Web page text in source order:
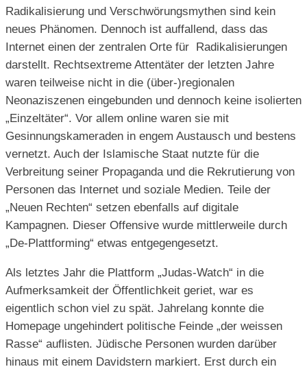
Radikalisierung und Verschwörungsmythen sind kein
neues Phänomen. Dennoch ist auffallend, dass das
Internet einen der zentralen Orte für Radikalisierungen
darstellt. Rechtsextreme Attentäter der letzten Jahre
waren teilweise nicht in die (über-)regionalen
Neonaziszenen eingebunden und dennoch keine isolierten
„Einzeltäter“. Vor allem online waren sie mit
Gesinnungskameraden in engem Austausch und bestens
vernetzt. Auch der Islamische Staat nutzte für die
Verbreitung seiner Propaganda und die Rekrutierung von
Personen das Internet und soziale Medien. Teile der
„Neuen Rechten“ setzen ebenfalls auf digitale
Kampagnen. Dieser Offensive wurde mittlerweile durch
„De-Plattforming“ etwas entgegengesetzt.
Als letztes Jahr die Plattform „Judas-Watch“ in die
Aufmerksamkeit der Öffentlichkeit geriet, war es
eigentlich schon viel zu spät. Jahrelang konnte die
Homepage ungehindert politische Feinde „der weissen
Rasse“ auflisten. Jüdische Personen wurden darüber
hinaus mit einem Davidstern markiert. Erst durch ein